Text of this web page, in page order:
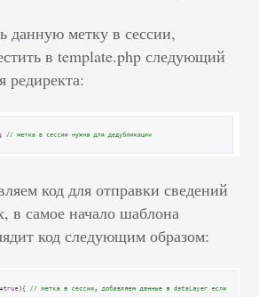
данную метку в сессии,
в template.php следующий
редиректа:
код для отправки сведений
в самое начало шаблона
код следующим образом: